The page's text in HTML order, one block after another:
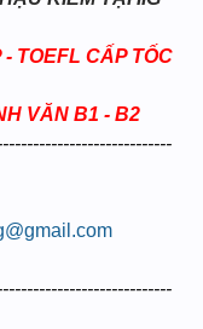
TOEFL CẤP TỐC
VĂN B1 - B2